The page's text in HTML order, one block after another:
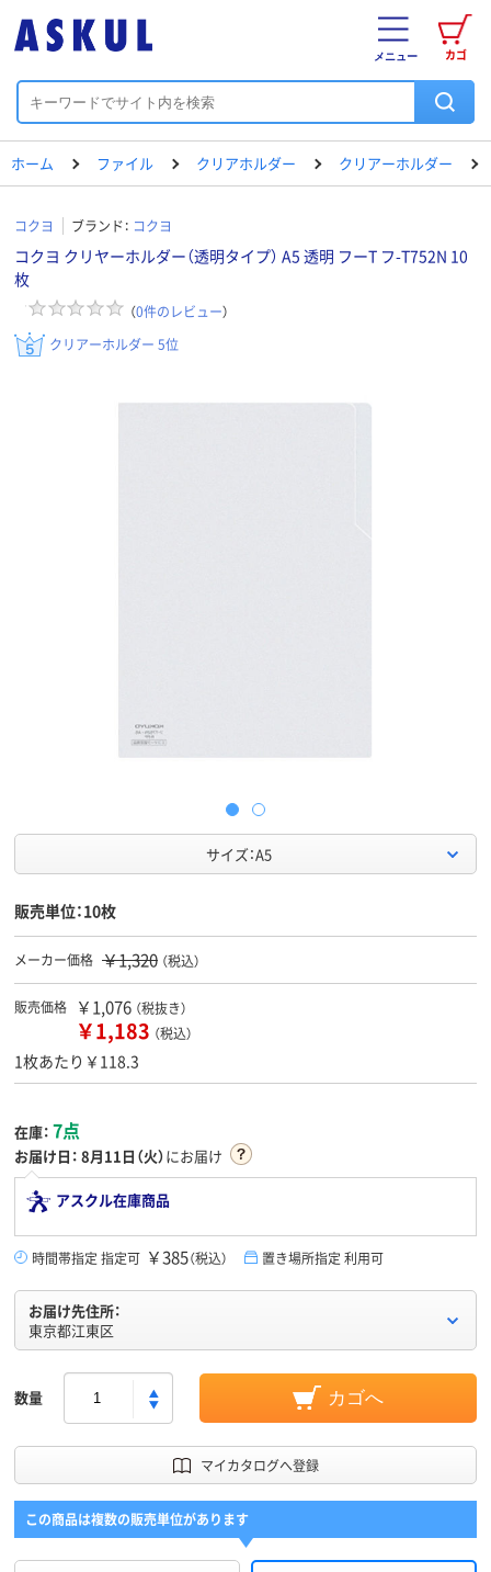
カゴ
メニュー
ホーム ファイル クリアホルダー クリアーホルダー
コクヨ ブランド： コクヨ
コクヨ クリヤーホルダー（透明タイプ） A5 透明 フーT フ-T752N 10
枚
（0件のレビュー）
クリアーホルダー 5位
サイズ：A5
販売単位：10枚
メーカー価格 ￥1,320 （税込）
販売価格 ￥1,076 （税抜き）
￥1,183 （税込）
1枚あたり￥118.3
在庫： 7点
お届け日： 8月11日（火）にお届け
アスクル在庫商品
時間帯指定 指定可 ￥385（税込） 置き場所指定 利用可
お届け先住所：
東京都江東区
数量 カゴへ
マイカタログへ登録
この商品は複数の販売単位があります